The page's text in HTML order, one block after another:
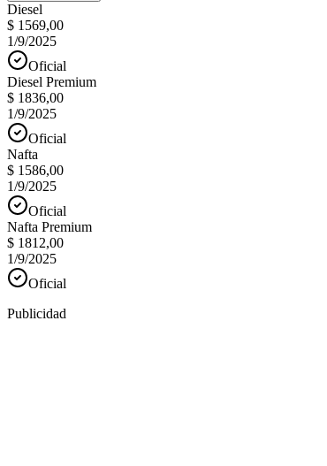
Diesel
$ 1569,00
1/9/2025
Oficial
Diesel Premium
$ 1836,00
1/9/2025
Oficial
Nafta
$ 1586,00
1/9/2025
Oficial
Nafta Premium
$ 1812,00
1/9/2025
Oficial
Publicidad